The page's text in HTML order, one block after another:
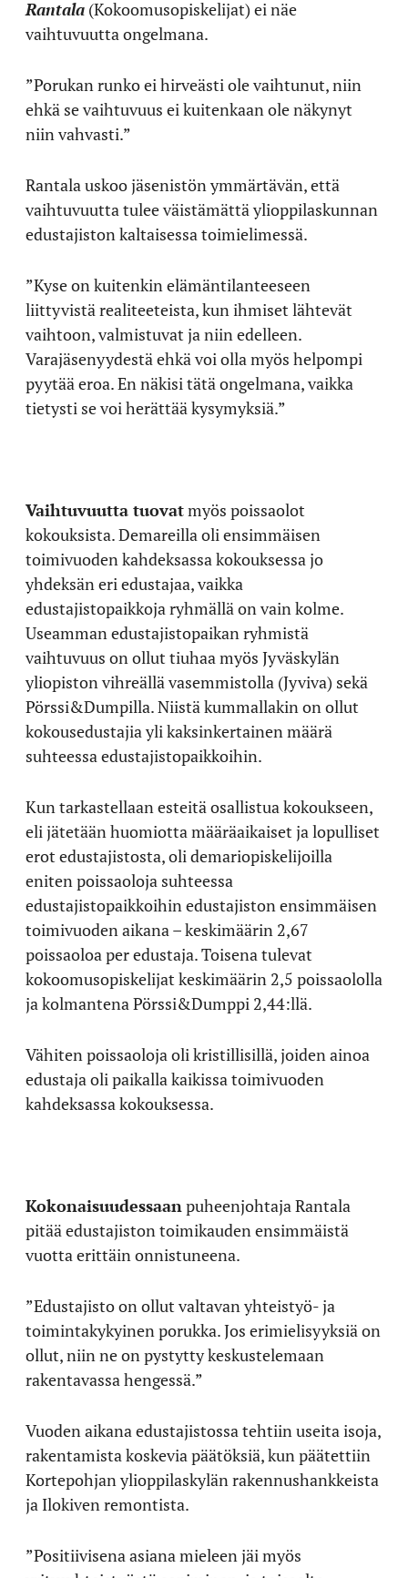
Rantala (Kokoomusopiskelijat) ei näe
vaihtuvuutta ongelmana.
”Porukan runko ei hirveästi ole vaihtunut, niin
ehkä se vaihtuvuus ei kuitenkaan ole näkynyt
niin vahvasti.”
Rantala uskoo jäsenistön ymmärtävän, että
vaihtuvuutta tulee väistämättä ylioppilaskunnan
edustajiston kaltaisessa toimielimessä.
”Kyse on kuitenkin elämäntilanteeseen
liittyvistä realiteeteista, kun ihmiset lähtevät
vaihtoon, valmistuvat ja niin edelleen.
Varajäsenyydestä ehkä voi olla myös helpompi
pyytää eroa. En näkisi tätä ongelmana, vaikka
tietysti se voi herättää kysymyksiä.”
Vaihtuvuutta tuovatmyös poissaolot
kokouksista. Demareilla oli ensimmäisen
toimivuoden kahdeksassa kokouksessa jo
yhdeksän eri edustajaa, vaikka
edustajistopaikkoja ryhmällä on vain kolme.
Useamman edustajistopaikan ryhmistä
vaihtuvuus on ollut tiuhaa myös Jyväskylän
yliopiston vihreällä vasemmistolla (Jyviva) sekä
Pörssi&Dumpilla. Niistä kummallakin on ollut
kokousedustajia yli kaksinkertainen määrä
suhteessa edustajistopaikkoihin.
Kun tarkastellaan esteitä osallistua kokoukseen,
eli jätetään huomiotta määräaikaiset ja lopulliset
erot edustajistosta, oli demariopiskelijoilla
eniten poissaoloja suhteessa
edustajistopaikkoihin edustajiston ensimmäisen
toimivuoden aikana – keskimäärin 2,67
poissaoloa per edustaja. Toisena tulevat
kokoomusopiskelijat keskimäärin 2,5 poissaololla
ja kolmantena Pörssi&Dumppi 2,44:llä.
Vähiten poissaoloja oli kristillisillä, joiden ainoa
edustaja oli paikalla kaikissa toimivuoden
kahdeksassa kokouksessa.
Kokonaisuudessaan puheenjohtaja Rantala
pitää edustajiston toimikauden ensimmäistä
vuotta erittäin onnistuneena.
”Edustajisto on ollut valtavan yhteistyö- ja
toimintakykyinen porukka. Jos erimielisyyksiä on
ollut, niin ne on pystytty keskustelemaan
rakentavassa hengessä.”
Vuoden aikana edustajistossa tehtiin useita isoja,
rakentamista koskevia päätöksiä, kun päätettiin
Kortepohjan ylioppilaskylän rakennushankkeista
ja Ilokiven remontista.
”Positiivisena asiana mieleen jäi myös